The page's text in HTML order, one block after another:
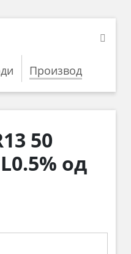
Производ
50
од